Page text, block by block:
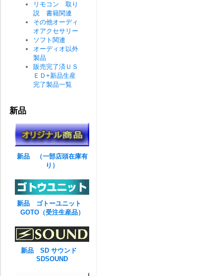
リモコン 取り
説 書籍関連
その他オーディ
オアクセサリー
ソフト関連
オーディオ以外
製品
販売完了済ＵＳ
ＥＤ+新品生産
完了製品一覧
新品
新品 （一部店頭在庫有
り）
新品 ゴトーユニット
GOTO（受注生産品）
新品 SD サウンド
SDSOUND